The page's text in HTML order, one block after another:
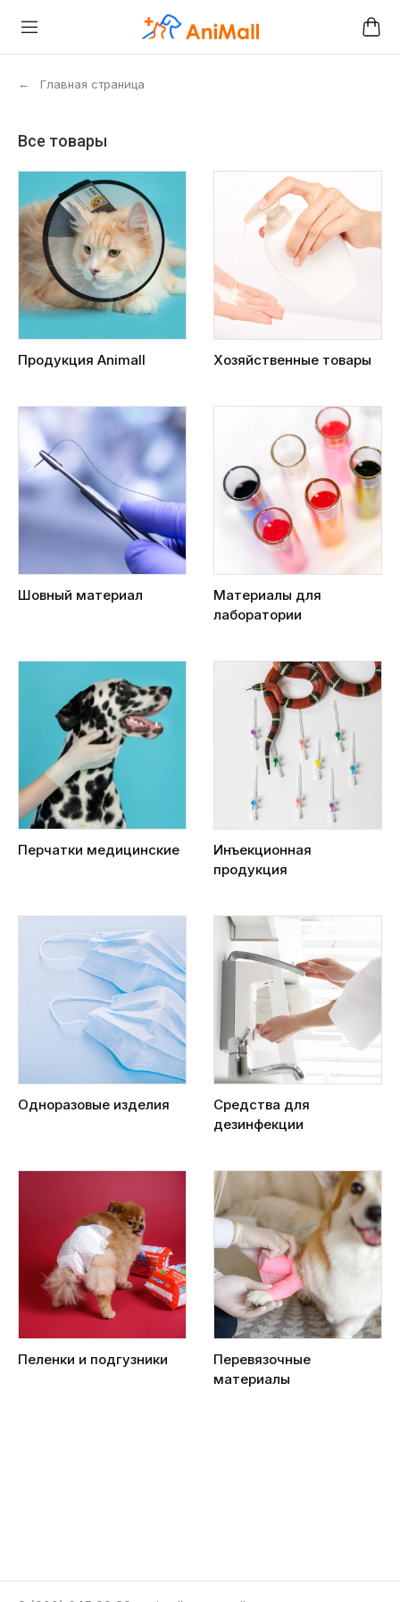
← Главная страница
Все товары
Продукция Animall Хозяйственные товары
Шовный материал
Материалы для
лаборатории
Перчатки медицинские
Инъекционная
продукция
Одноразовые изделия
Средства для
дезинфекции
Пеленки и подгузники
Перевязочные
материалы